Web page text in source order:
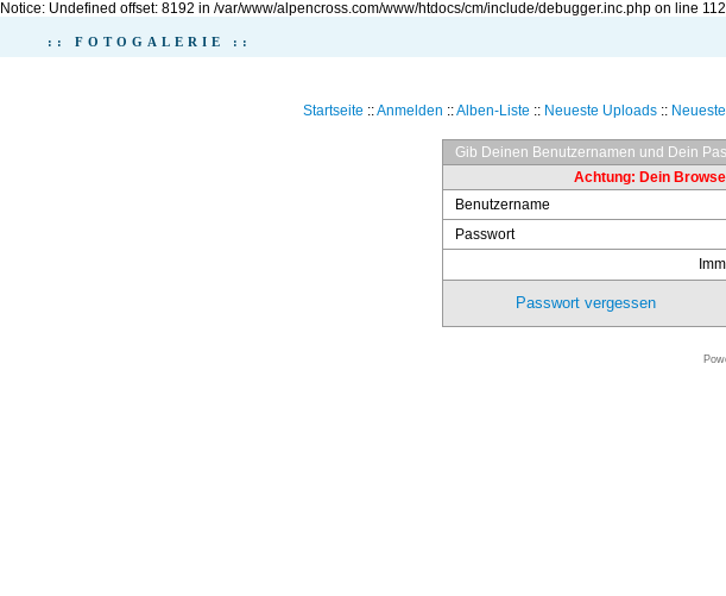
Notice: Undefined offset: 8192 in /var/www/alpencross.com/www/htdocs/cm/include/debugger.inc.php on line 112
:: FOTOGALERIE ::
Startseite ::Anmelden ::Alben-Liste :: Neueste Uploads::
Gib Deinen Benutzernamen und Dein
Achtung: Dein
Benutzername
Passwort
Passwort vergessen